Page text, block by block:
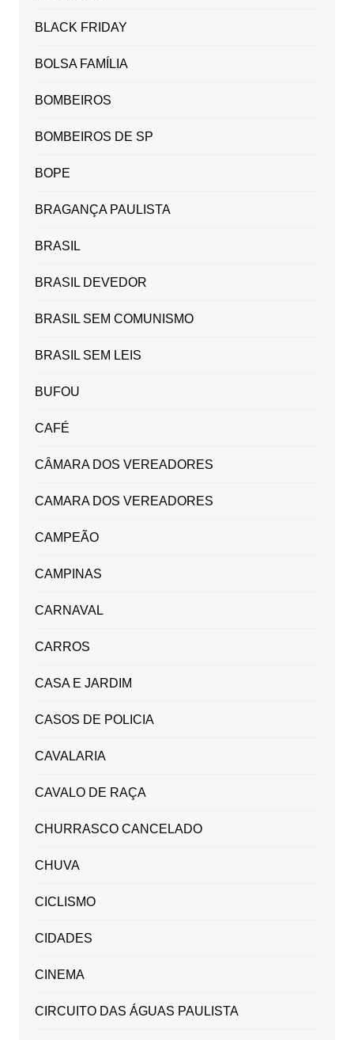
BLACK FRIDAY
BOLSA FAMÍLIA
BOMBEIROS
BOMBEIROS DE SP
BOPE
BRAGANÇA PAULISTA
BRASIL
BRASIL DEVEDOR
BRASIL SEM COMUNISMO
BRASIL SEM LEIS
BUFOU
CAFÉ
CÂMARA DOS VEREADORES
CAMARA DOS VEREADORES
CAMPEÃO
CAMPINAS
CARNAVAL
CARROS
CASA E JARDIM
CASOS DE POLICIA
CAVALARIA
CAVALO DE RAÇA
CHURRASCO CANCELADO
CHUVA
CICLISMO
CIDADES
CINEMA
CIRCUITO DAS ÁGUAS PAULISTA